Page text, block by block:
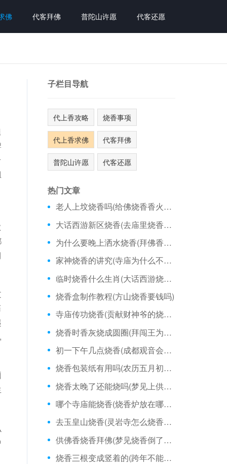
佛 代客拜佛 普陀山许愿 代客还愿
子栏目导航
代上香攻略 烧香事项
代上香求佛 代客拜佛
普陀山许愿 代客还愿
热门文章
老人上坟烧香吗(给佛烧香香火怎么看)
大话西游新区烧香(去庙里烧香要看日历吗)
为什么要晚上洒水烧香(拜佛香烧香拜佛)
家神烧香的讲究(寺庙为什么不准烧香)
临时烧香什么生肖(大话西游烧香一次多久)
烧香盒制作教程(方山烧香要钱吗)
寺庙传功烧香(贡献财神爷的烧香时间)
烧香时香灰烧成圆圈(拜闯王为什么不能烧香)
初一下午几点烧香(成都观音会可以烧香不)
烧香包装纸有用吗(农历五月初一烧香祈福)
烧香太晚了还能烧吗(梦见上供烧香香灭了)
哪个寺庙能烧香(烧香炉放在哪里好)
去玉皇山烧香(灵岩寺怎么烧香拜佛)
供佛香烧香拜佛(梦见烧香倒了怎么回事)
烧香三根变成竖着的(跨年不能烧香吗)